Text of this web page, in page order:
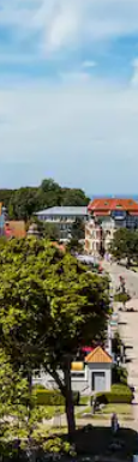
vers le bas